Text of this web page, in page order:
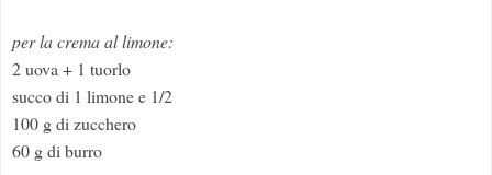
per la crema al limone:
2 uova + 1 tuorlo
succo di 1 limone e 1/2
100 g di zucchero
60 g di burro